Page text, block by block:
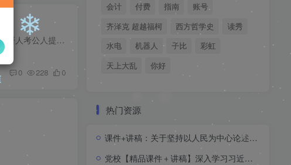
考研人社区（科研人社区）始建于2021年10月，是一个非常专业的考研考公科研交流资源网站，人工审稿、亲测，专门为科研人考研人考公人提供一切有价值的资源，每日访问量已远远超出同行，并保持稳...
0 228 0
会计
付费 指南
账号
齐泽克 超越福柯
西方哲学史
读秀
水电
机器人 子比
彩虹
天上大乱
你好
热门资源
课件+讲稿：关于坚持以人民为中心论述jc3
党校【精品课件＋讲稿】深入学习习近平党建思想sw1